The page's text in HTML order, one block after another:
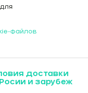
файлов
доставки
и зарубеж